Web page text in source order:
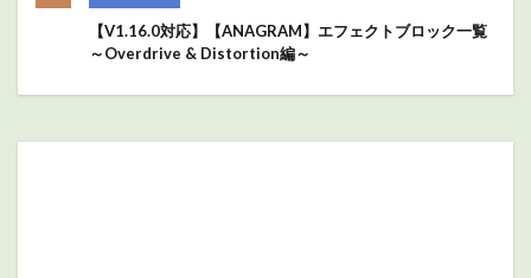
【V1.16.0対応】【ANAGRAM】エフェクトブロック一覧
～Overdrive & Distortion編～